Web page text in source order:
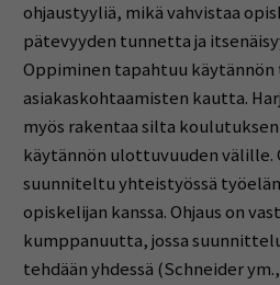
ohjaustyyliä, mikä vahvistaa
pätevyyden tunnetta ja
Oppiminen tapahtuu
asiakaskohtaamisten kautta.
myös rakentaa silta
käytännön ulottuvuuden välille.
suunniteltu yhteistyössä
opiskelijan kanssa. Ohjaus on
kumppanuutta, jossa
tehdään yhdessä (Schneider